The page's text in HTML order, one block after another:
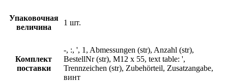
Упаковочная
величина
1 шт.
Комплект
поставки
-, :, ', 1, Abmessungen (str), Anzahl (str),
BestellNr (str), M12 x 55, text table: ',
Trennzeichen (str), Zubehörteil, Zusatzangabe,
винт